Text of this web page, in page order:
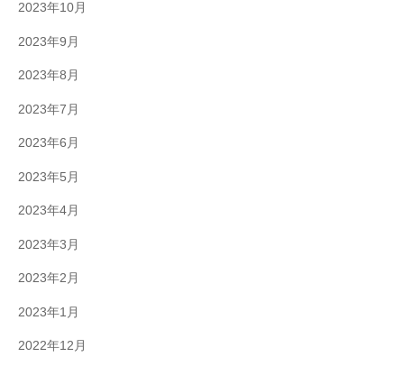
2023年10月
2023年9月
2023年8月
2023年7月
2023年6月
2023年5月
2023年4月
2023年3月
2023年2月
2023年1月
2022年12月